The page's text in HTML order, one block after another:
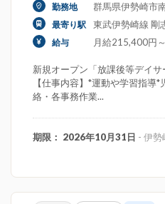
勤務地 群馬県伊勢崎市
最寄り駅 東武伊勢崎線 剛
給与 月給215,400円
新規オープン「放課後等デイ
【仕事内容】*運動や学習指導
絡・各事務作業...
期限： 2026年10月31日 - 伊勢